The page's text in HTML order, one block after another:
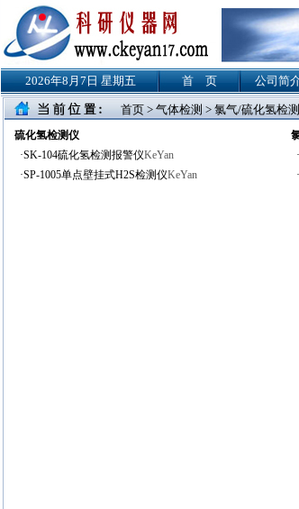
2026年8月7日 星期五 首 页 公司简
首页 > 气体检测 > 氯气/硫化氢检测
硫化氢检测仪
·SK-104硫化氢检测报警仪KeYan
·SP-1005单点壁挂式H2S检测仪KeYan
·
·